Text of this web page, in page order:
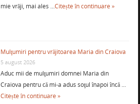
mie vrăji, mai ales …Citește în continuare »
Mulţumiri pentru vrăjitoarea Maria din Craiova
5 august 2026
Aduc mii de mulţumiri domnei Maria din
Craiova pentru că mi-a adus soţul înapoi încă …
Citește în continuare »